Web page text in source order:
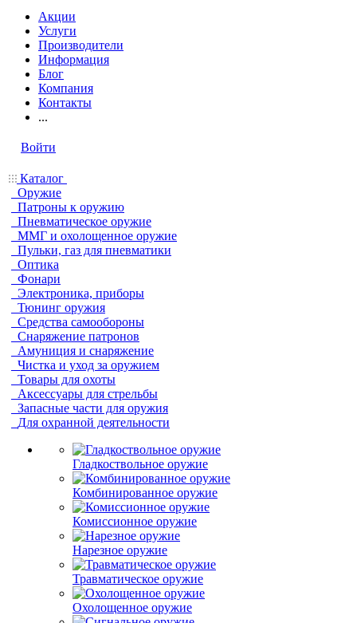
Акции
Услуги
Производители
Информация
Блог
Компания
Контакты
...
Войти
Каталог
Оружие
Патроны к оружию
Пневматическое оружие
ММГ и охолощенное оружие
Пульки, газ для пневматики
Оптика
Фонари
Электроника, приборы
Тюнинг оружия
Средства самообороны
Снаряжение патронов
Амуниция и снаряжение
Чистка и уход за оружием
Товары для охоты
Аксессуары для стрельбы
Запасные части для оружия
Для охранной деятельности
Гладкоствольное оружие
Комбинированное оружие
Комиссионное оружие
Нарезное оружие
Травматическое оружие
Охолощенное оружие